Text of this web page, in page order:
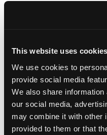
This website uses cookies
We use cookies to
provide social media
We also share
our social media,
may combine it with other
provided to them or that
VÍDEOS
La investigación ha
para los consumidores al
mango es la calidad y la
trabaja con los mejores
expandir el
poscosecha a lo largo de
mango.